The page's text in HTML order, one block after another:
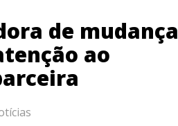
de mudança
ao